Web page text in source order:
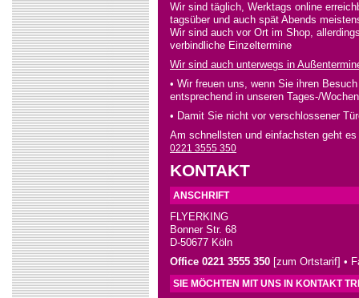
Wir sind täglich, Werktags online
tagsüber und auch spät Abends
Wir sind auch vor Ort im Shop,
verbindliche Einzeltermine
Wir sind auch unterwegs in
• Wir freuen uns, wenn Sie ihren
entsprechend in unseren Tages-/
• Damit Sie nicht vor verschlossener
Am schnellsten und einfachsten geht
0221 3555 350
KONTAKT
ANSCHRIFT
FLYERKING
Bonner Str. 68
D-50677 Köln
Office 0221 3555 350 [zum Ortstarif] •
SIE MÖCHTEN MIT UNS IN KONTAKT